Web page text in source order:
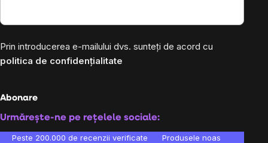
Prin introducerea e-mailului dvs. sunteți de acord cu
politica de confidențialitate
Abonare
Urmărește-ne pe rețelele sociale:
Peste 200.000 de recenzii verificate Produsele noastre sunt